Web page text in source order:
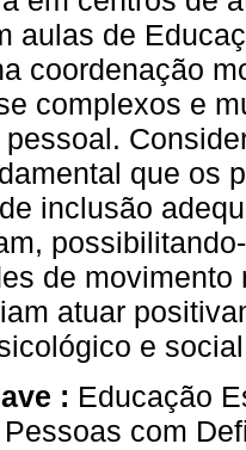
aulas de
coordenação
complexos e
que os
inclusão
de
atuar
e
: Educação
com